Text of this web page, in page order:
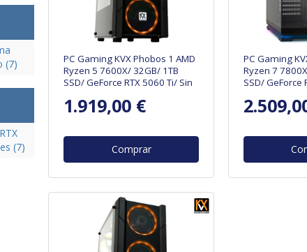
(7)
(7)
PC Gaming KVX Phobos 1 AMD
Ryzen 5 7600X/ 32GB/ 1TB
SSD/ GeForce RTX 5060 Ti/ Sin
1.919,00 €
Comprar
PC Gaming
Ryzen 7
SSD/ GeForce